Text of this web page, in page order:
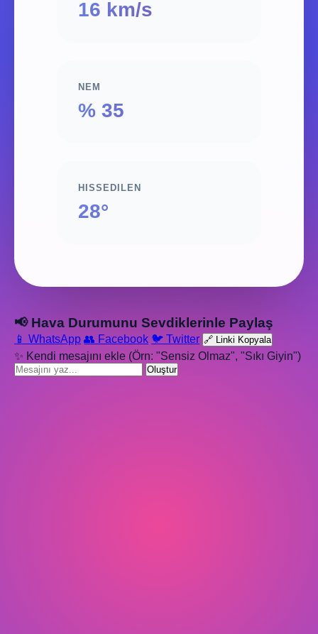
16 km/s
NEM
% 35
HISSEDILEN
28°
📢 Hava Durumunu Sevdiklerinle Paylaş
📱 WhatsApp 👥 Facebook 🐦 Twitter 🔗 Linki Kopyala
✨ Kendi mesajını ekle (Örn: "Sensiz Olmaz", "Sıkı Giyin")
Oluştur